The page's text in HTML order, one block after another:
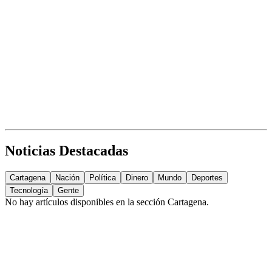
Noticias Destacadas
Cartagena Nación Política Dinero Mundo
Deportes
Tecnología
Gente
No hay artículos disponibles en la sección Cartagena.